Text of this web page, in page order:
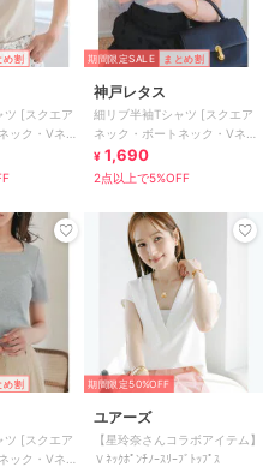
め割
ツ [スクエア
ック・Vネッ
期間限定SALE まとめ割
神戸レタス
細リブ半袖Tシャツ [スクエア
ネック・ボートネック・Vネッ
ク］[C3654]
¥ 1,690
2点以上で5%OFF
め割
ツ [スクエア
ック・Vネッ
期間限定50%OFF
ユアーズ
【星玲奈さんコラボアイテム】
Ｖﾈｯｸﾎﾟﾝﾁﾉｰｽﾘｰﾌﾞﾄｯﾌﾟｽ